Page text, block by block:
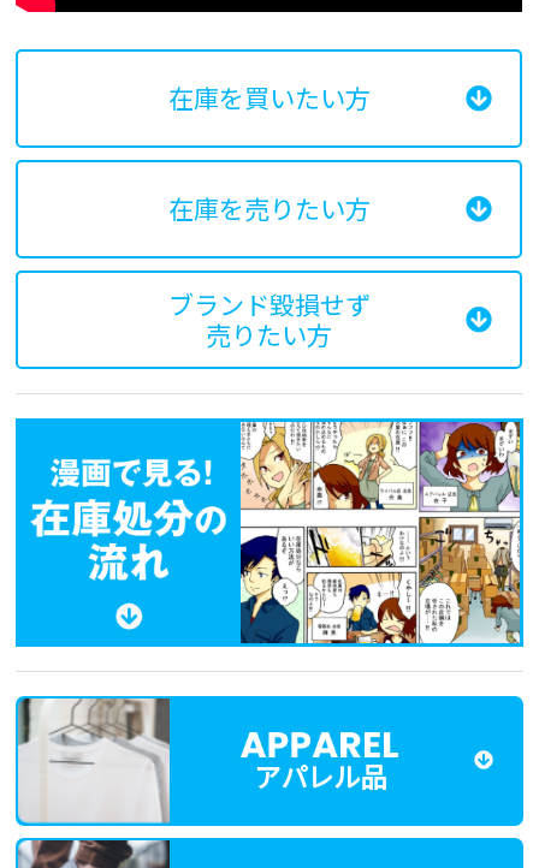
在庫を買いたい方
在庫を売りたい方
ブランド毀損せず
売りたい方
アパレル品